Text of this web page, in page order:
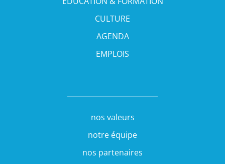
CULTURE
AGENDA
EMPLOIS
nos valeurs
notre équipe
nos partenaires